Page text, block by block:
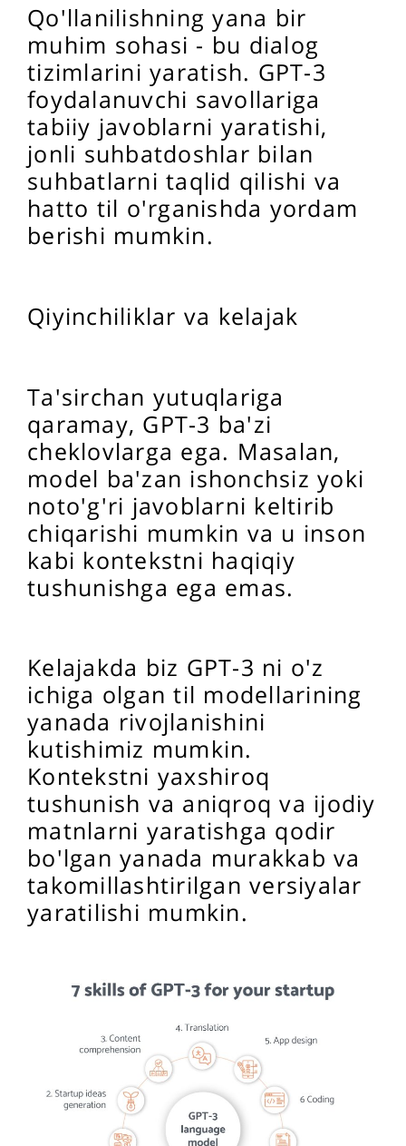
Qo'llanilishning yana bir
muhim sohasi - bu dialog
tizimlarini yaratish. GPT-3
foydalanuvchi savollariga
tabiiy javoblarni yaratishi,
jonli suhbatdoshlar bilan
suhbatlarni taqlid qilishi va
hatto til o'rganishda yordam
berishi mumkin.
Qiyinchiliklar va kelajak
Ta'sirchan yutuqlariga
qaramay, GPT-3 ba'zi
cheklovlarga ega. Masalan,
model ba'zan ishonchsiz yoki
noto'g'ri javoblarni keltirib
chiqarishi mumkin va u inson
kabi kontekstni haqiqiy
tushunishga ega emas.
Kelajakda biz GPT-3 ni o'z
ichiga olgan til modellarining
yanada rivojlanishini
kutishimiz mumkin.
Kontekstni yaxshiroq
tushunish va aniqroq va ijodiy
matnlarni yaratishga qodir
bo'lgan yanada murakkab va
takomillashtirilgan versiyalar
yaratilishi mumkin.